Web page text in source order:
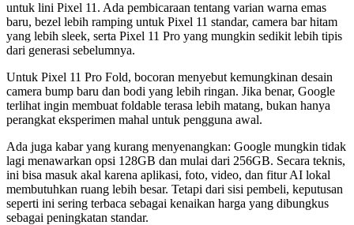
untuk lini Pixel 11. Ada pembicaraan tentang varian warna emas
baru, bezel lebih ramping untuk Pixel 11 standar, camera bar hitam
yang lebih sleek, serta Pixel 11 Pro yang mungkin sedikit lebih tipis
dari generasi sebelumnya.
Untuk Pixel 11 Pro Fold, bocoran menyebut kemungkinan desain
camera bump baru dan bodi yang lebih ringan. Jika benar, Google
terlihat ingin membuat foldable terasa lebih matang, bukan hanya
perangkat eksperimen mahal untuk pengguna awal.
Ada juga kabar yang kurang menyenangkan: Google mungkin tidak
lagi menawarkan opsi 128GB dan mulai dari 256GB. Secara teknis,
ini bisa masuk akal karena aplikasi, foto, video, dan fitur AI lokal
membutuhkan ruang lebih besar. Tetapi dari sisi pembeli, keputusan
seperti ini sering terbaca sebagai kenaikan harga yang dibungkus
sebagai peningkatan standar.